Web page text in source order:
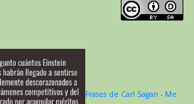
Frases de Carl Sagan - Me